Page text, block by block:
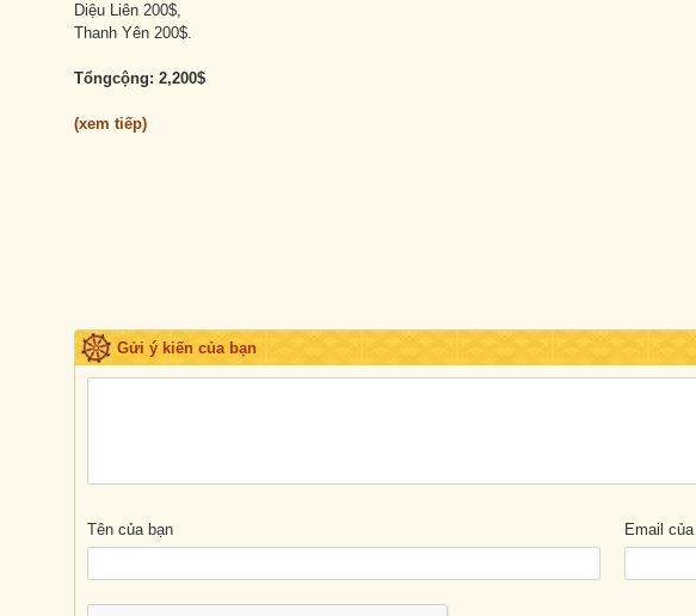
Diệu Liên 200$,
Thanh Yên 200$.
Tổngcộng: 2,200$
(xem tiếp)
Gửi ý kiến của bạn
Tên của bạn Email